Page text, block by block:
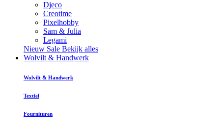
Djeco
Creotime
Pixelhobby
Sam & Julia
Legami
Nieuw Sale Bekijk alles
Wolvilt & Handwerk
Wolvilt & Handwerk
Textiel
Fournituren